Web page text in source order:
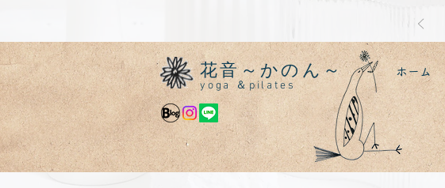
ホーム
花音～かのん～
yoga ＆pilates